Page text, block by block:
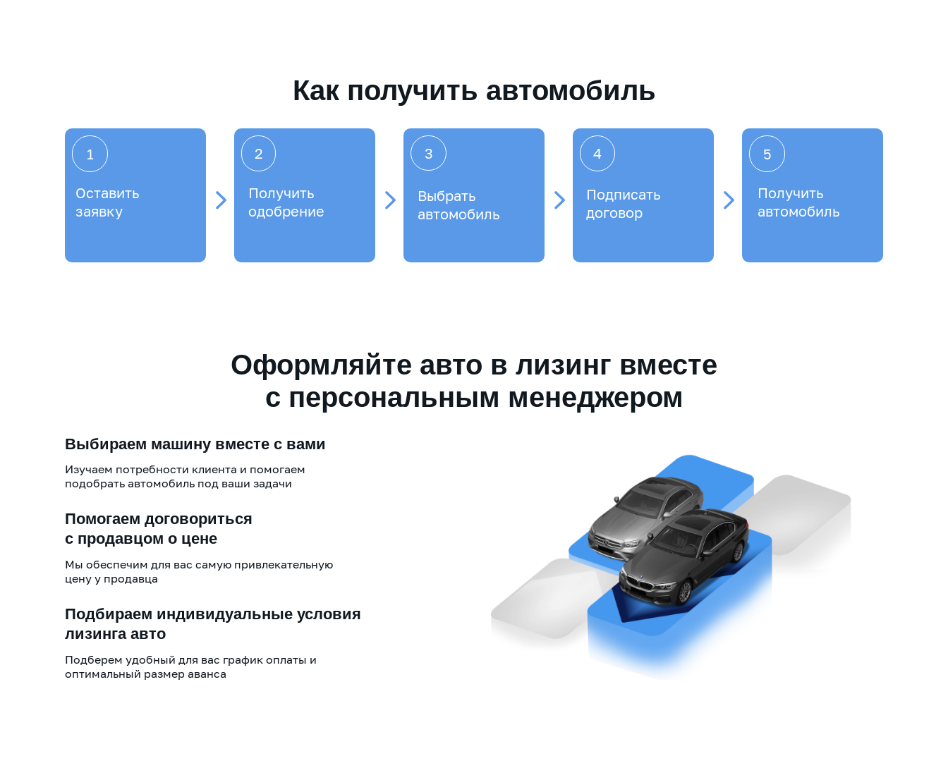
Как получить автомобиль
Получить
автомобиль
5
Подписать
договор
4
Выбрать
автомобиль
3
Получить
одобрение
2
Оставить
заявку
1
Подбираем индивидуальные условия
лизинга авто
Подберем удобный для вас график оплаты и
оптимальный размер аванса
Помогаем договориться
с продавцом о цене
Мы обеспечим для вас самую привлекательную
цену у продавца
Выбираем машину вместе с вами
Изучаем потребности клиента и помогаем
подобрать автомобиль под ваши задачи
Оформляйте авто в лизинг вместе
с персональным менеджером